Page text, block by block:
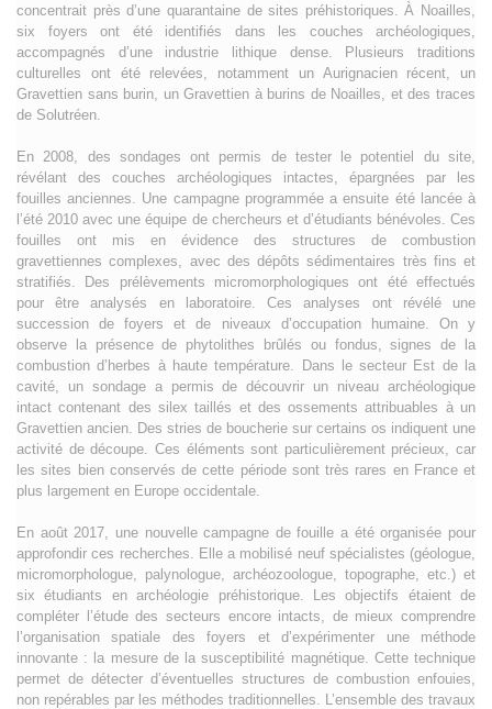
concentrait près d’une quarantaine de sites préhistoriques. À Noailles,
six foyers ont été identifiés dans les couches archéologiques,
accompagnés d’une industrie lithique dense. Plusieurs traditions
culturelles ont été relevées, notamment un Aurignacien récent, un
Gravettien sans burin, un Gravettien à burins de Noailles, et des traces
de Solutréen.
En 2008, des sondages ont permis de tester le potentiel du site,
révélant des couches archéologiques intactes, épargnées par les
fouilles anciennes. Une campagne programmée a ensuite été lancée à
l’été 2010 avec une équipe de chercheurs et d’étudiants bénévoles. Ces
fouilles ont mis en évidence des structures de combustion
gravettiennes complexes, avec des dépôts sédimentaires très fins et
stratifiés. Des prélèvements micromorphologiques ont été effectués
pour être analysés en laboratoire. Ces analyses ont révélé une
succession de foyers et de niveaux d’occupation humaine. On y
observe la présence de phytolithes brûlés ou fondus, signes de la
combustion d’herbes à haute température. Dans le secteur Est de la
cavité, un sondage a permis de découvrir un niveau archéologique
intact contenant des silex taillés et des ossements attribuables à un
Gravettien ancien. Des stries de boucherie sur certains os indiquent une
activité de découpe. Ces éléments sont particulièrement précieux, car
les sites bien conservés de cette période sont très rares en France et
plus largement en Europe occidentale.
En août 2017, une nouvelle campagne de fouille a été organisée pour
approfondir ces recherches. Elle a mobilisé neuf spécialistes (géologue,
micromorphologue, palynologue, archéozoologue, topographe, etc.) et
six étudiants en archéologie préhistorique. Les objectifs étaient de
compléter l’étude des secteurs encore intacts, de mieux comprendre
l’organisation spatiale des foyers et d’expérimenter une méthode
innovante : la mesure de la susceptibilité magnétique. Cette technique
permet de détecter d’éventuelles structures de combustion enfouies,
non repérables par les méthodes traditionnelles. L’ensemble des travaux